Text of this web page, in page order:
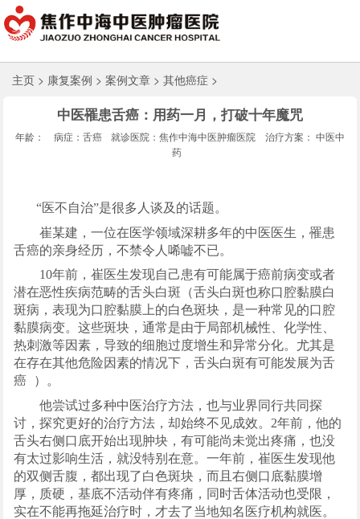
主页 > 康复案例 > 案例文章 > 其他癌症 >
中医罹患舌癌：用药一月，打破十年魔咒
年龄： 病症：舌癌 就诊医院：焦作中海中医肿瘤医院
治疗方案： 中医中
药
“医不自治”是很多人谈及的话题。
崔某建，一位在医学领域深耕多年的中医医生，罹患
舌癌的亲身经历，不禁令人唏嘘不已。
10年前，崔医生发现自己患有可能属于癌前病变或者
潜在恶性疾病范畴的舌头白斑（舌头白斑也称口腔黏膜白
斑病，表现为口腔黏膜上的白色斑块，是一种常见的口腔
黏膜病变。这些斑块，通常是由于局部机械性、化学性、
热刺激等因素，导致的细胞过度增生和异常分化。尤其是
在存在其他危险因素的情况下，舌头白斑有可能发展为舌
癌
）。
他尝试过多种中医治疗方法，也与业界同行共同探
讨，探究更好的治疗方法，却始终不见成效。2年前，他的
舌头右侧口底开始出现肿块，有可能尚未觉出疼痛，也没
有太过影响生活，就没特别在意。一年前，崔医生发现他
的双侧舌腹，都出现了白色斑块，而且右侧口底黏膜增
厚，质硬，基底不活动伴有疼痛，同时舌体活动也受限，
实在不能再拖延治疗时，才去了当地知名医疗机构就医。